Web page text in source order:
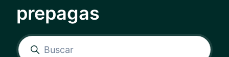
prepagas